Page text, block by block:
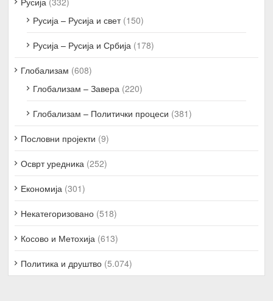
Русија – Русија и свет(150)
Русија – Русија и Србија (178)
Глобализам (608)
Глобализам – Завера (220)
Глобализам – Политички процеси (381)
Пословни пројекти (9)
Осврт уредника (252)
Економија (301)
Некатегоризовано (518)
Косово и Метохија (613)
Политика и друштво (5.074)